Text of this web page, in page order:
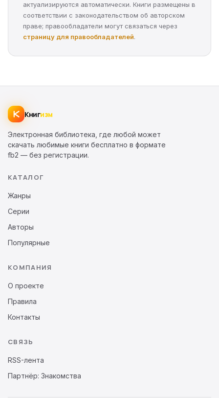
актуализируются автоматически. Книги размещены в
соответствии с законодательством об авторском
праве; правообладатели могут связаться через
страницу для правообладателей.
Книгизм
Электронная библиотека, где любой может
скачать любимые книги бесплатно в формате
fb2 — без регистрации.
КАТАЛОГ
Жанры
Серии
Авторы
Популярные
КОМПАНИЯ
О проекте
Правила
Контакты
СВЯЗЬ
RSS-лента
Партнёр: Знакомства